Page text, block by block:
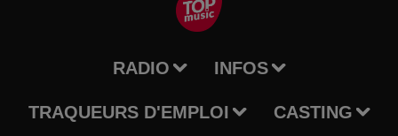
RADIO INFOS
TRAQUEURS D'EMPLOI CASTING